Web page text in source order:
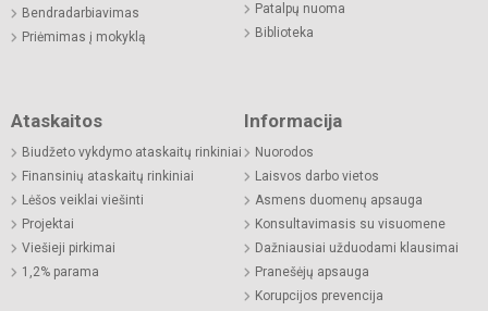
Bendradarbiavimas
Priėmimas į mokyklą
Patalpų nuoma
Biblioteka
Ataskaitos
Biudžeto vykdymo ataskaitų rinkiniai
Finansinių ataskaitų rinkiniai
Lėšos veiklai viešinti
Projektai
Viešieji pirkimai
1,2% parama
Informacija
Nuorodos
Laisvos darbo vietos
Asmens duomenų apsauga
Konsultavimasis su visuomene
Dažniausiai užduodami klausimai
Pranešėjų apsauga
Korupcijos prevencija